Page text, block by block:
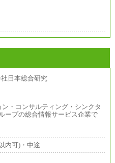
・コンサルティング・シンクタ
ープの総合情報サービス企業で
内可)・中途